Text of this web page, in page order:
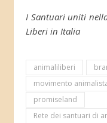
I Santuari uniti
Liberi in Italia
animaliliberi
movimento
promiseland
Rete dei santuari di